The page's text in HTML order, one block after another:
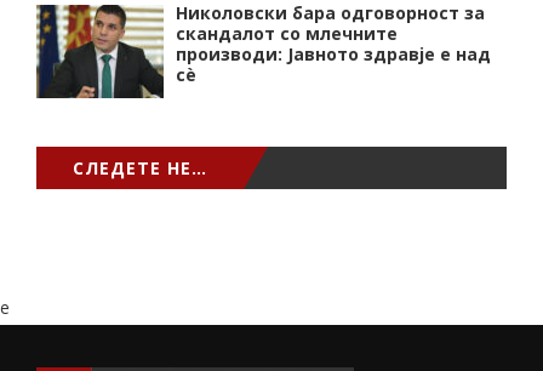
Николовски бара одговорност за
скандалот со млечните
производи: Јавното здравје е над
сѐ
СЛЕДЕТЕ НЕ…
e